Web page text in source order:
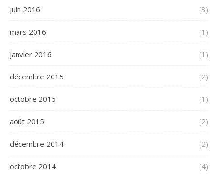
juin 2016 (3)
mars 2016 (1)
janvier 2016 (1)
décembre 2015 (2)
octobre 2015 (1)
août 2015 (2)
décembre 2014 (2)
octobre 2014 (4)